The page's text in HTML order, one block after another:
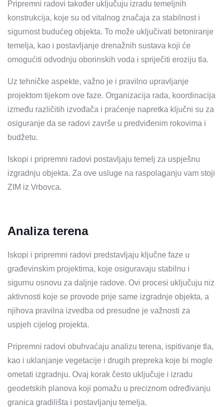
Pripremni radovi također uključuju izradu temeljnih
konstrukcija, koje su od vitalnog značaja za stabilnost i
sigurnost budućeg objekta. To može uključivati betoniranje
temelja, kao i postavljanje drenažnih sustava koji će
omogućiti odvodnju oborinskih voda i spriječiti eroziju tla.
Uz tehničke aspekte, važno je i pravilno upravljanje
projektom tijekom ove faze. Organizacija rada, koordinacija
između različitih izvođača i praćenje napretka ključni su za
osiguranje da se radovi završe u predviđenim rokovima i
budžetu.
Iskopi i pripremni radovi postavljaju temelj za uspješnu
izgradnju objekta. Za ove usluge na raspolaganju vam stoji
ZIM iz Vrbovca.
Analiza terena
Iskopi i pripremni radovi predstavljaju ključne faze u
građevinskim projektima, koje osiguravaju stabilnu i
sigurnu osnovu za daljnje radove. Ovi procesi uključuju niz
aktivnosti koje se provode prije same izgradnje objekta, a
njihova pravilna izvedba od presudne je važnosti za
uspjeh cijelog projekta.
Pripremni radovi obuhvaćaju analizu terena, ispitivanje tla,
kao i uklanjanje vegetacije i drugih prepreka koje bi mogle
ometati izgradnju. Ovaj korak često uključuje i izradu
geodetskih planova koji pomažu u preciznom određivanju
granica gradilišta i postavljanju temelja.